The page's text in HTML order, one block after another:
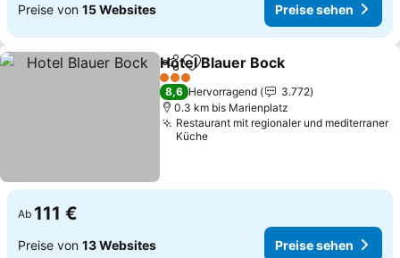
Preise von 15 Websites Preise sehen
TeilenZu Favoriten hinzufügen
Hotel Blauer Bock
3 Sterne
8,6 Hervorragend
3.772
0.3 km bis Marienplatz
Restaurant mit regionaler und mediterraner
Küche
Ab 111 €
Preise von 13 Websites Preise sehen